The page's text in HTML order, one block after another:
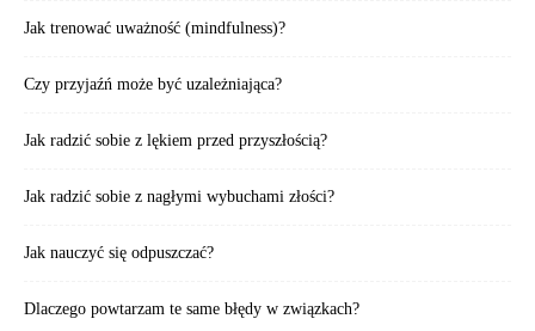
Jak trenować uważność (mindfulness)?
Czy przyjaźń może być uzależniająca?
Jak radzić sobie z lękiem przed przyszłością?
Jak radzić sobie z nagłymi wybuchami złości?
Jak nauczyć się odpuszczać?
Dlaczego powtarzam te same błędy w związkach?